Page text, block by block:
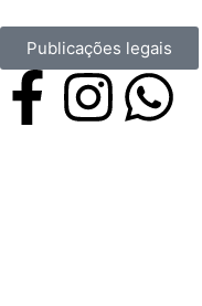
Publicações legais